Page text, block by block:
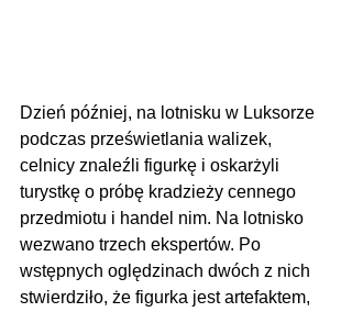
Dzień później, na lotnisku w Luksorze
podczas prześwietlania walizek,
celnicy znaleźli figurkę i oskarżyli
turystkę o próbę kradzieży cennego
przedmiotu i handel nim. Na lotnisko
wezwano trzech ekspertów. Po
wstępnych oględzinach dwóch z nich
stwierdziło, że figurka jest artefaktem,